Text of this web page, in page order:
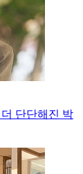
단단해진 박